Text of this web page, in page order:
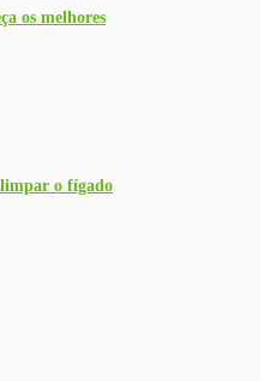
os melhores
o fígado